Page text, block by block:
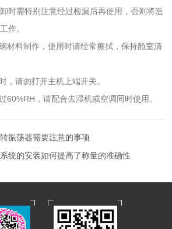
时需特别注意经过检漏后再使用，否则将造
作。
料制作，使用时请经常擦拭，保持舱室清
请勿打开主机上端开关。
，请配合去湿机或空调同时使用。
振荡器需要注意的事项
统的安装如何提高了称量的准确性